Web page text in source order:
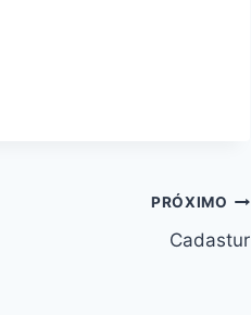
PRÓXIMO
Cadastur